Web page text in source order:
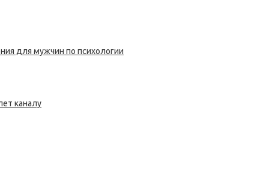
для мужчин по психологии
каналу